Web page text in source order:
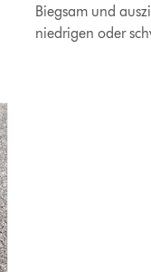
Biegsam und
niedrigen oder